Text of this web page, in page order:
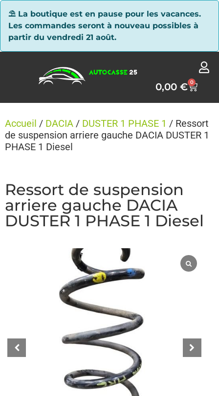
⛱ La boutique est en pause pour les vacances.
Les commandes seront à nouveau possibles à
partir du vendredi 21 août.
0,00€ 0
Accueil / DACIA / DUSTER 1 PHASE 1 / Ressort
de suspension arriere gauche DACIA DUSTER 1
PHASE 1 Diesel
Ressort de suspension
arriere gauche DACIA
DUSTER 1 PHASE 1 Diesel
Panneau de gestion des cookies